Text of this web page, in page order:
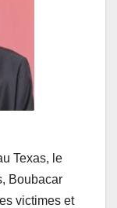
Texas, le
Boubacar
victimes et